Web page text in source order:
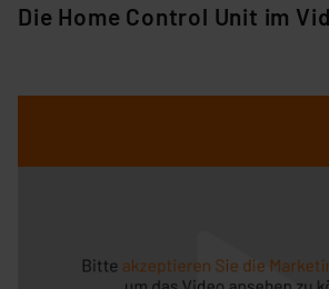
Die Home Control Unit im